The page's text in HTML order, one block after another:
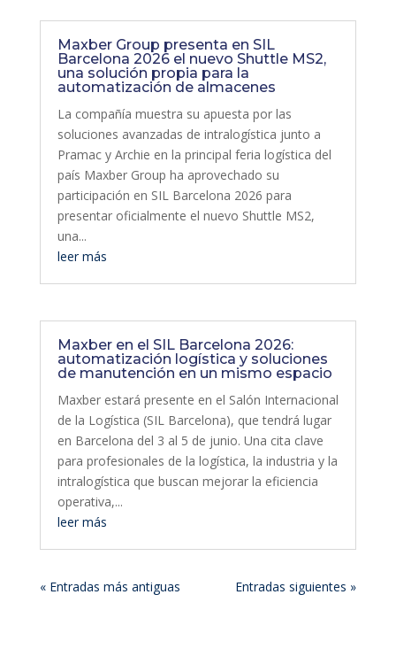
Maxber Group presenta en SIL
Barcelona 2026 el nuevo Shuttle MS2,
una solución propia para la
automatización de almacenes
La compañía muestra su apuesta por las
soluciones avanzadas de intralogística junto a
Pramac y Archie en la principal feria logística del
país Maxber Group ha aprovechado su
participación en SIL Barcelona 2026 para
presentar oficialmente el nuevo Shuttle MS2,
una...
leer más
Maxber en el SIL Barcelona 2026:
automatización logística y soluciones
de manutención en un mismo espacio
Maxber estará presente en el Salón Internacional
de la Logística (SIL Barcelona), que tendrá lugar
en Barcelona del 3 al 5 de junio. Una cita clave
para profesionales de la logística, la industria y la
intralogística que buscan mejorar la eficiencia
operativa,...
leer más
« Entradas más antiguas Entradas siguientes »